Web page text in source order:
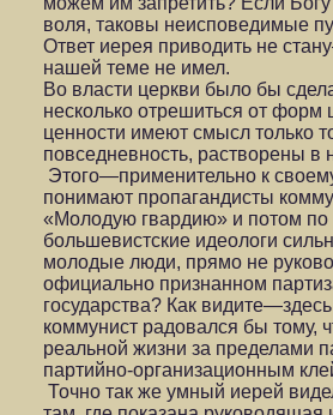
воля, таковы неисповедимые
Ответ иерея приводить не
нашей теме не имел.
Во власти церкви было бы
несколько отрешиться от форм
ценности имеют смысл только
повседневность, растворены в
Этого—применительно к
понимают пропагандисты
«Молодую гвардию» и потом
большевистские идеологи
молодые люди, прямо не
официально признанном
государства? Как
коммунист радовался бы тому,
реальной жизни за пределами
партийно-организационным
Точно так же умный иерей